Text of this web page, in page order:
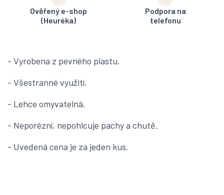
Ověřený e-shop
(Heuréka)
Podpora na
telefonu
- Vyrobena z pevného plastu.
- Všestranné využití.
- Lehce omyvatelná.
- Neporézní, nepohlcuje pachy a chutě.
- Uvedená cena je za jeden kus.